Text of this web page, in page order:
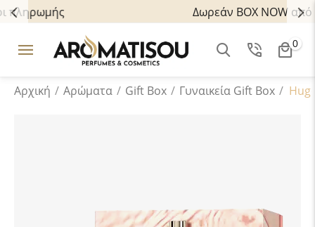
Πολλαπλοί τρόποι πληρωμής
0
Αρχική / Αρώματα / Gift Box / Γυναικεία Gift Box /